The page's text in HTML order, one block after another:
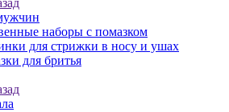
наборы с помазком
для стрижки в носу и ушах
для бритья